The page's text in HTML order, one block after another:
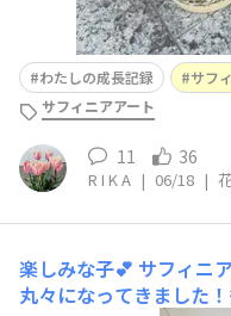
わたしの成長記録 サフ
サフィニアアート
11 36
R I K A | 06/18 |
楽しみな子💕 サフィニアブー
丸々になってきました